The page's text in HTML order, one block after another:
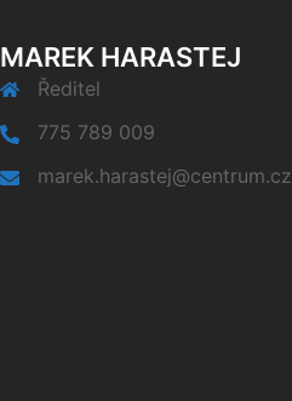
MAREK HARASTEJ
Ředitel
775 789 009
marek.harastej@centrum.cz